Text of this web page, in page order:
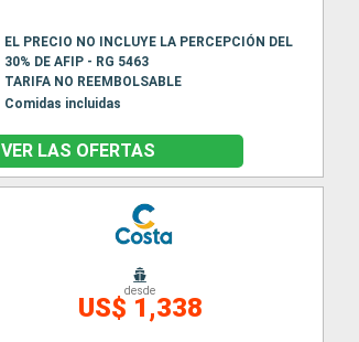
EL PRECIO NO INCLUYE LA PERCEPCIÓN DEL
30% DE AFIP - RG 5463
TARIFA NO REEMBOLSABLE
Comidas incluidas
VER LAS OFERTAS
desde
US$ 1,338